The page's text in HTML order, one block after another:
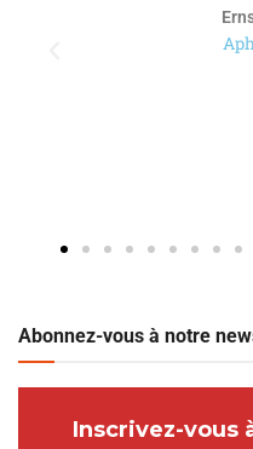
Abonnez-vous à notre
Inscrivez-vous